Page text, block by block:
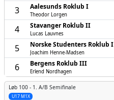
3 Aalesunds Roklub I
Theodor Lorgen
4 Stavanger Roklub II
Lucas Lauvnes
5 Norske Studenters Roklub I
Joachim Henne-Madsen
6 Bergens Roklub III
Erlend Nordhagen
Løb 100 - 1. A/B Semifinale
U17 M1X